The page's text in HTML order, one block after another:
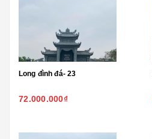
Long đình đá- 23
72.000.000₫